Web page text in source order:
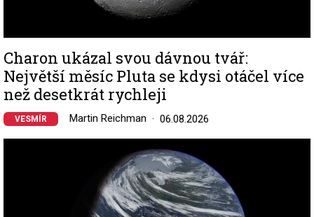
Charon ukázal svou dávnou tvář:
Největší měsíc Pluta se kdysi otáčel více
než desetkrát rychleji
VESMÍR Martin Reichman 06.08.2026